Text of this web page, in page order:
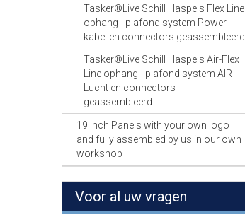
Tasker®Live Schill Haspels Flex Line
ophang - plafond system Power
kabel en connectors geassembleerd
Tasker®Live Schill Haspels Air-Flex
Line ophang - plafond system AIR
Lucht en connectors
geassembleerd
19 Inch Panels with your own logo
and fully assembled by us in our own
workshop
Voor al uw vragen